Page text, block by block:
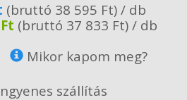
(bruttó 38 595 Ft) / db
(bruttó 37 833 Ft) / db
Mikor kapom meg?
szállítás